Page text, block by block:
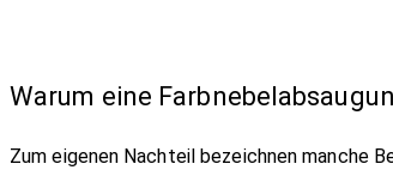
Warum eine
Zum eigenen Nachteil bezeichnen manche